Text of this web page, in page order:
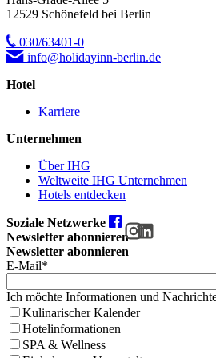
12529 Schönefeld bei Berlin
030/63401-0
info@holidayinn-berlin.de
Hotel
Karriere
Unternehmen
Über IHG
Weltweite IHG Unternehmen
Hotels entdecken
Soziale Netzwerke
Newsletter abonnieren
Newsletter abonnieren
E-Mail*
Ich möchte Informationen und
Kulinarischer Kalender
Hotelinformationen
SPA & Wellness